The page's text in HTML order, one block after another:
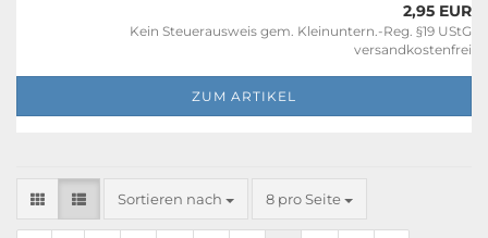
2,95 EUR
Kein Steuerausweis gem. Kleinuntern.-Reg. §19 UStG
versandkostenfrei
ZUM ARTIKEL
Sortieren nach
Sortieren nach 8 pro Seite
pro Seite